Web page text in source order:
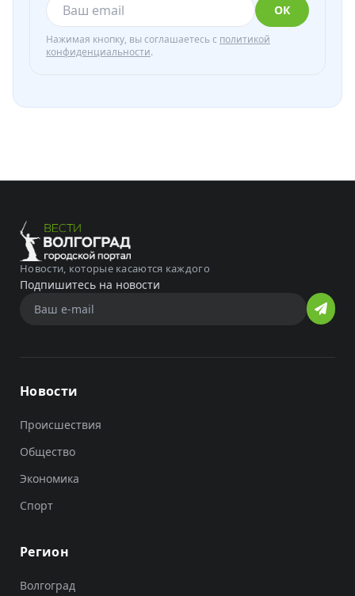
ОК
Нажимая кнопку, вы соглашаетесь с политикой
конфиденциальности.
Новости, которые касаются каждого
Подпишитесь на новости
Новости
Происшествия
Общество
Экономика
Спорт
Регион
Волгоград